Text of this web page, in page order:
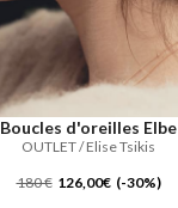
Boucles d'oreilles Elbe
OUTLET / Elise Tsikis
180 € 126,00€ (-30%)